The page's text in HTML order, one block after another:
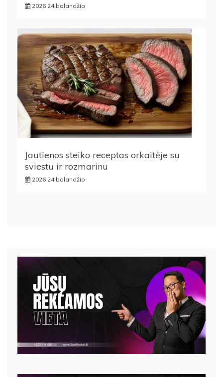
2026 24 balandžio
Jautienos steiko receptas orkaitėje su
sviestu ir rozmarinu
2026 24 balandžio